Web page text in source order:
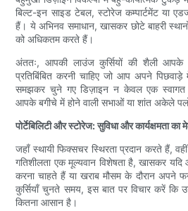
बिल्ट-इन साइड टेबल, स्टोरेज कम्पार्टमेंट या
हैं। ये अभिनव समाधान, खासकर छोटे बाहरी
को अधिकतम करते हैं।
अंततः, आपकी लाउंज कुर्सियों की शैली आपके
प्रतिबिंबित करनी चाहिए जो आप अपने
समझकर चुने गए डिज़ाइन न केवल एक स्वागत
आपके बगीचे में होने वाली सभाओं या शांत अकेले
पोर्टेबिलिटी और स्टोरेज: सुविधा और कार्यक्षमता का
जहाँ स्थायी फिक्सचर स्थिरता प्रदान करते हैं,
गतिशीलता एक मूल्यवान विशेषता है, खासकर
करना चाहते हैं या खराब मौसम के दौरान अपने
कुर्सियाँ चुनते समय, इस बात पर विचार करें कि
कितना आसान है।